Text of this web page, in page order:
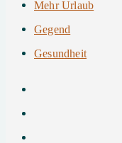
Mehr Urlaub
Gegend
Gesundheit